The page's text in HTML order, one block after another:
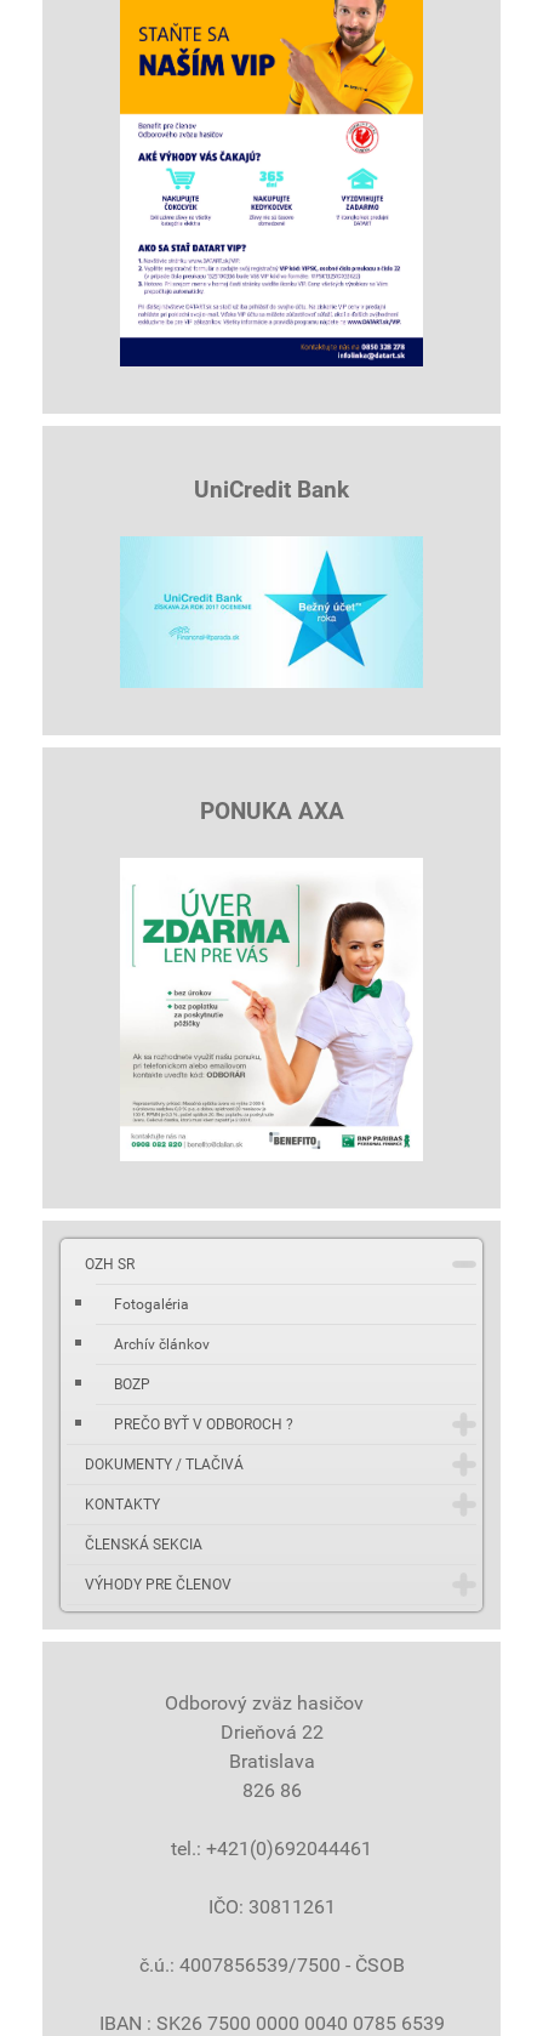
UniCredit Bank
PONUKA AXA
OZH SR
Fotogaléria
Archív článkov
BOZP
PREČO BYŤ V ODBOROCH ?
DOKUMENTY / TLAČIVÁ
KONTAKTY
ČLENSKÁ SEKCIA
VÝHODY PRE ČLENOV
Odborový zväz hasičov
Drieňová 22
Bratislava
826 86
tel.: +421(0)692044461
IČO: 30811261
č.ú.: 4007856539/7500 - ČSOB
IBAN : SK26 7500 0000 0040 0785 6539